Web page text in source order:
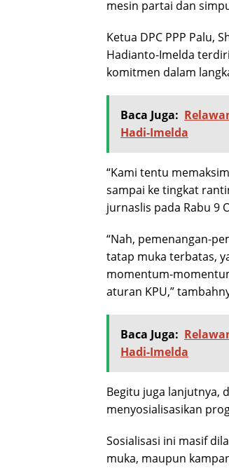
mesin partai dan
Ketua DPC PPP Palu,
Hadianto-Imelda
komitmen dalam
Baca Juga:
Hadi-Imelda
“Kami tentu
sampai ke tingkat
jurnaslis pada Rabu 9
“Nah, pemenangan-
tatap muka terbatas,
momentum-
aturan KPU,”
Baca Juga:
Hadi-Imelda
Begitu juga lanjutnya,
menyosialisasikan
Sosialisasi ini masif
muka, maupun